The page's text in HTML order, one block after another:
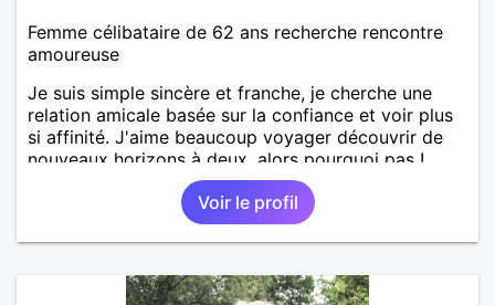
Femme célibataire de 62 ans recherche rencontre
amoureuse
Je suis simple sincère et franche, je cherche une
relation amicale basée sur la confiance et voir plus
si affinité. J'aime beaucoup voyager découvrir de
nouveaux horizons à deux, alors pourquoi pas !
Voir le profil